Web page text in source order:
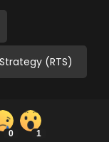
(RTS)
0 1